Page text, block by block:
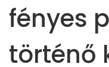
fényes
történő